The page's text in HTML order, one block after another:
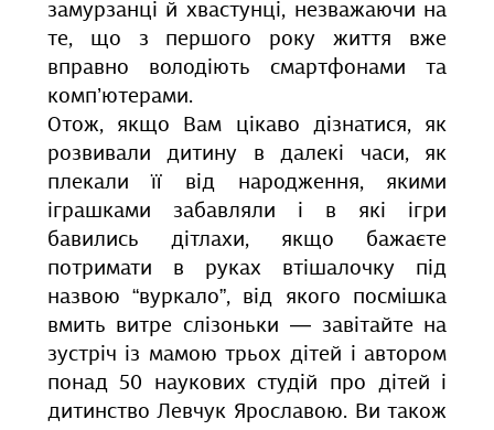
замурзанці й хвастунці, незважаючи на
те, що з першого року життя вже
вправно володіють смартфонами та
комп’ютерами.
Отож, якщо Вам цікаво дізнатися, як
розвивали дитину в далекі часи, як
плекали її від народження, якими
іграшками забавляли і в які ігри
бавились дітлахи, якщо бажаєте
потримати в руках втішалочку під
назвою “вуркало”, від якого посмішка
вмить витре слізоньки — завітайте на
зустріч із мамою трьох дітей і автором
понад 50 наукових студій про дітей і
дитинство Левчук Ярославою. Ви також